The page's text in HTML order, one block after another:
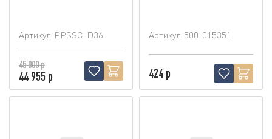
Артикул PPSSC-D36
45 000 р
44 955 р
Артикул 500-015351
424 р